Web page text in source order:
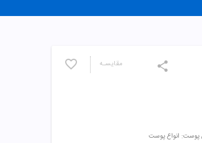
مقایسـه
پوست: انواع پوست